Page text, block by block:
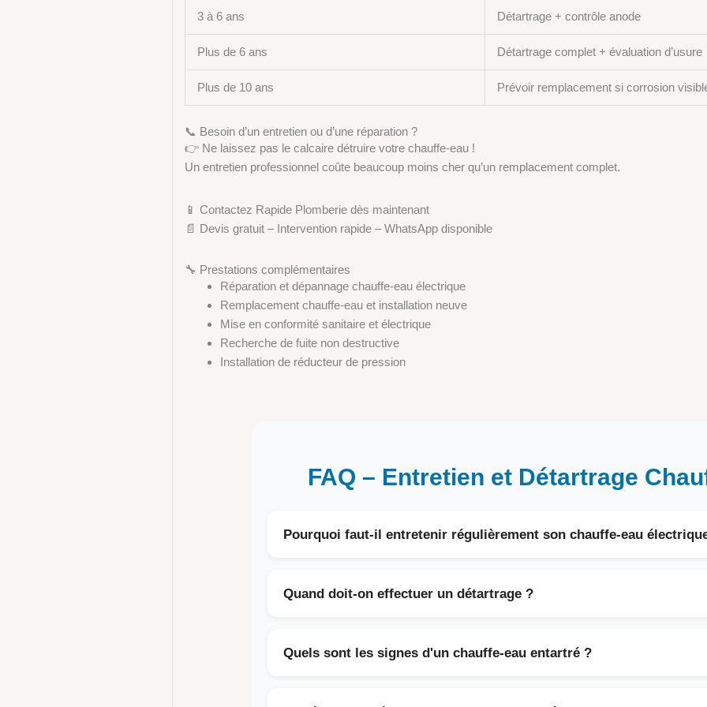
3 à 6 ans Détartrage + contrôle anode
Plus de 6 ans Détartrage complet + évaluation d’usure
Plus de 10 ans Prévoir remplacement si corrosion
📞 Besoin d’un entretien ou d’une réparation ?
👉 Ne laissez pas le calcaire détruire votre chauffe-eau !
Un entretien professionnel coûte beaucoup moins cher qu’un remplacement complet.
📱 Contactez Rapide Plomberie dès maintenant
📄 Devis gratuit – Intervention rapide – WhatsApp disponible
🔧 Prestations complémentaires
Réparation et dépannage chauffe-eau électrique
Remplacement chauffe-eau et installation neuve
Mise en conformité sanitaire et électrique
Recherche de fuite non destructive
Installation de réducteur de pression
FAQ – Entretien et Détartrage
Pourquoi faut-il entretenir régulièrement son chauffe-eau
et de prolonger la durée de vie du ballon. Cela limite également le risque de
Quand doit-on effectuer un détartrage ?
chauffe moins bien, que le chauffe-eau fait du bruit ou que la consommation
Quels sont les signes d'un chauffe-eau entartré ?
électrique anormalement élevée ou fuite de résistance.